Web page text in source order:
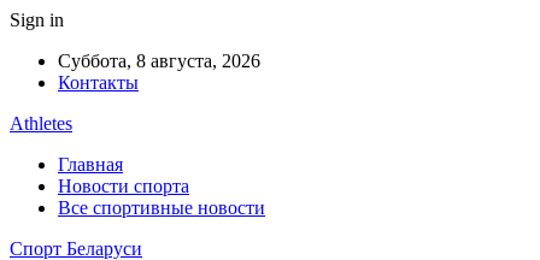
Sign in
Суббота, 8 августа, 2026
Контакты
Athletes
Главная
Новости спорта
Все спортивные новости
Спорт Беларуси